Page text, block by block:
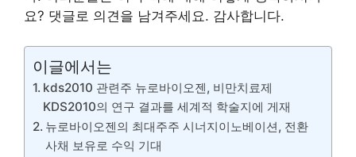
요? 댓글로 의견을 남겨주세요. 감사합니다.
이글에서는
kds2010 관련주 뉴로바이오젠, 비만치료제
KDS2010의 연구 결과를 세계적 학술지에 게재
뉴로바이오젠의 최대주주 시너지이노베이션, 전환
사채 보유로 수익 기대